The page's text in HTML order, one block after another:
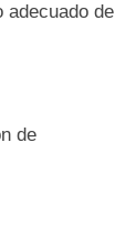
adecuado de